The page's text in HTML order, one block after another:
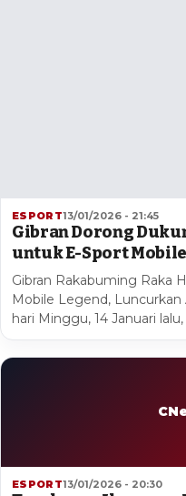
ESPORT13/01/2026 - 21:45
Gibran Dorong
untuk E-Sport
Gibran Rakabuming Raka
Mobile Legend, Luncurkan
hari Minggu, 14 Januari lalu,
ESPORT13/01/2026 - 20:30